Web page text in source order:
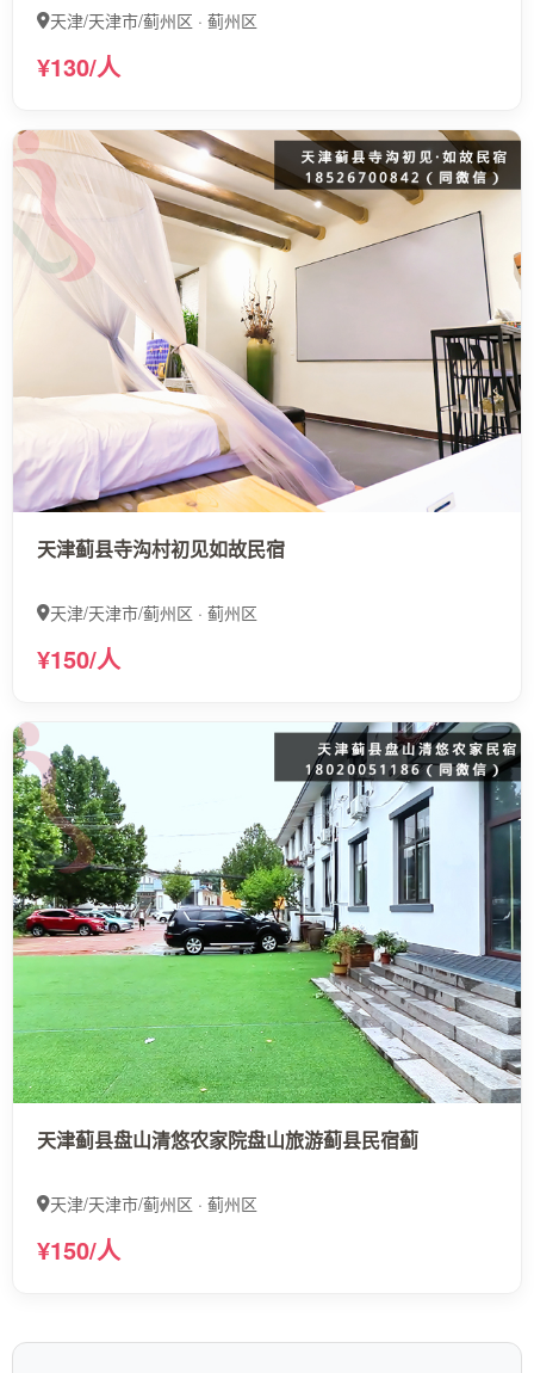
天津/天津市/蓟州区 · 蓟州区
¥130/人
天津蓟县寺沟村初见如故民宿
天津/天津市/蓟州区 · 蓟州区
¥150/人
天津蓟县盘山清悠农家院盘山旅游蓟县民宿蓟
天津/天津市/蓟州区 · 蓟州区
¥150/人